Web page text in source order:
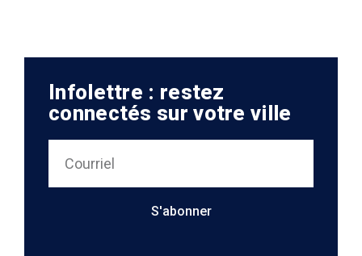
Infolettre : restez
connectés sur votre ville
S'abonner